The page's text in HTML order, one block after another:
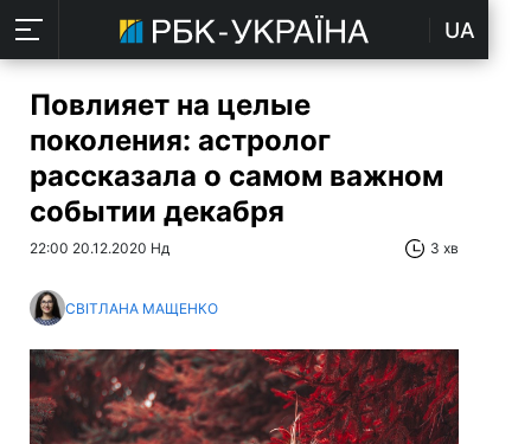
UA
Повлияет на целые
поколения: астролог
рассказала о самом важном
событии декабря
22:00 20.12.2020 Нд 3 хв
СВІТЛАНА МАЩЕНКО